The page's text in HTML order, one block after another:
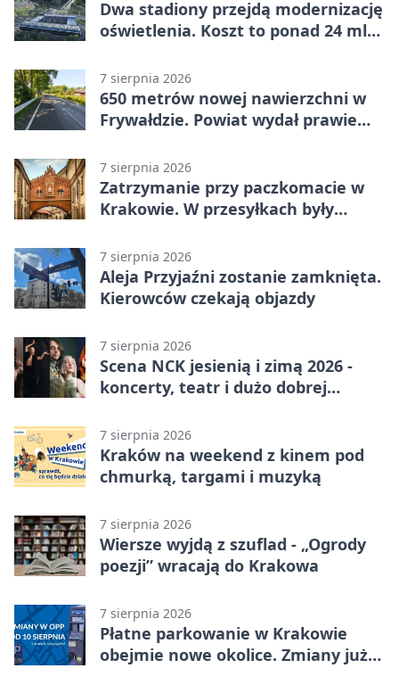
Dwa stadiony przejdą modernizację
oświetlenia. Koszt to ponad 24 mln
7 sierpnia 2026
650 metrów nowej nawierzchni w
Frywałdzie. Powiat wydał prawie
7 sierpnia 2026
Zatrzymanie przy paczkomacie w
Krakowie. W przesyłkach były
7 sierpnia 2026
Aleja Przyjaźni zostanie zamknięta.
Kierowców czekają objazdy
7 sierpnia 2026
Scena NCK jesienią i zimą 2026 -
koncerty, teatr i dużo dobrej
7 sierpnia 2026
Kraków na weekend z kinem pod
chmurką, targami i muzyką
7 sierpnia 2026
Wiersze wyjdą z szuflad - „Ogrody
poezji” wracają do Krakowa
7 sierpnia 2026
Płatne parkowanie w Krakowie
obejmie nowe okolice. Zmiany już